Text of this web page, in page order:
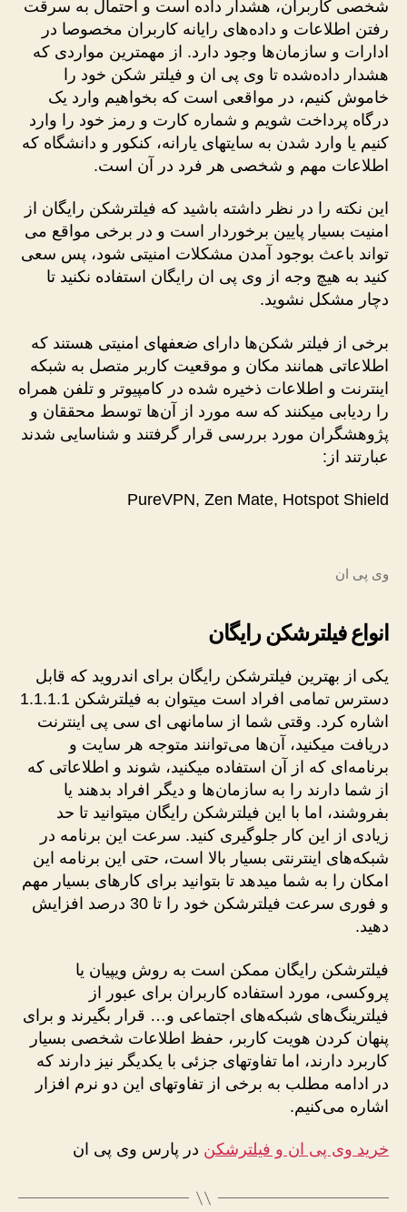
شخصی کاربران، هشدار داده است و احتمال به سرقت
رفتن اطلاعات و داده‌های رایانه کاربران مخصوصا در
ادارات و سازمان‌ها وجود دارد. از مهمترین مواردی که
هشدار داده‌شده تا وی پی ان و فیلتر شکن خود را
خاموش کنیم، در مواقعی است که بخواهیم وارد یک
درگاه پرداخت شویم و شماره کارت و رمز خود را وارد
کنیم یا وارد شدن به سایت­های یارانه، کنکور و دانشگاه که
اطلاعات مهم و شخصی هر فرد در آن است.
این نکته را در نظر داشته باشید که فیلترشکن رایگان از
امنیت بسیار پایین برخوردار است و در برخی مواقع می
تواند باعث بوجود آمدن مشکلات امنیتی شود، پس سعی
کنید به هیچ وجه از وی پی ان رایگان استفاده نکنید تا
دچار مشکل نشوید.
برخی از فیلتر شکن‌ها دارای ضعف­های امنیتی هستند که
اطلاعاتی همانند مکان و موقعیت کاربر متصل به شبکه
اینترنت و اطلاعات ذخیره شده در کامپیوتر و تلفن همراه
را ردیابی می­کنند که سه مورد از آن‌ها توسط محققان و
پژوهشگران مورد بررسی قرار گرفتند و شناسایی شدند
عبارتند از:
PureVPN, Zen Mate, Hotspot Shield
وی پی ان
انواع فیلترشکن رایگان
یکی از بهترین فیلترشکن رایگان برای اندروید که قابل
دسترس تمامی افراد است می­توان به فیلترشکن 1.1.1.1
اشاره کرد. وقتی شما از سامانه­ی ای سی پی اینترنت
دریافت می­کنید، آن‌ها می‌توانند متوجه هر سایت و
برنامه‌ای که از آن استفاده می­کنید، شوند و اطلاعاتی که
از شما دارند را به سازمان‌ها و دیگر افراد بدهند یا
بفروشند، اما با این فیلترشکن رایگان می­توانید تا حد
زیادی از این کار جلوگیری کنید. سرعت این برنامه در
شبکه‌های اینترنتی بسیار بالا است، حتی این برنامه این
امکان را به شما می­دهد تا بتوانید برای کارهای بسیار مهم
و فوری سرعت فیلترشکن خود را تا 30 درصد افزایش
دهید.
فیلترشکن رایگان ممکن است به روش وی­پی­ان یا
پروکسی، مورد استفاده کاربران برای عبور از
فیلترینگ‌های شبکه‌های اجتماعی و… قرار بگیرند و برای
پنهان کردن هویت کاربر، حفظ اطلاعات شخصی بسیار
کاربرد دارند، اما تفاوت­های جزئی با یکدیگر نیز دارند که
در ادامه مطلب به برخی از تفاوت­های این دو نرم افزار
اشاره می‌کنیم.
خرید وی پی ان و فیلترشکن در پارس وی پی ان